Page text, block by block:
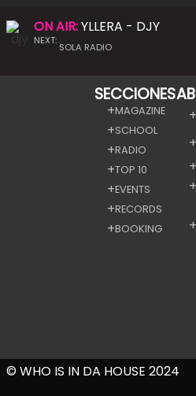
ON AIR:YLLERA - DJY
NEXT:
SOLA RADIO
SECCIONES
MAGAZINE
SCHOOL
RADIO
TOP 10
EVENTS
RECORDS
BOOKING
© WHO IS IN DA HOUSE 2024